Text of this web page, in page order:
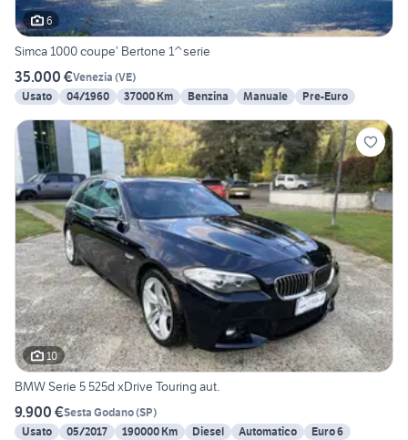
6
Simca 1000 coupe’ Bertone 1^serie
35.000 €Venezia (VE)
Usato
04/1960 37000 Km Benzina Manuale Pre-Euro
10
BMW Serie 5 525d xDrive Touring aut.
9.900 €Sesta Godano(SP)
Usato
05/2017 190000 Km Diesel Automatico
Euro 6